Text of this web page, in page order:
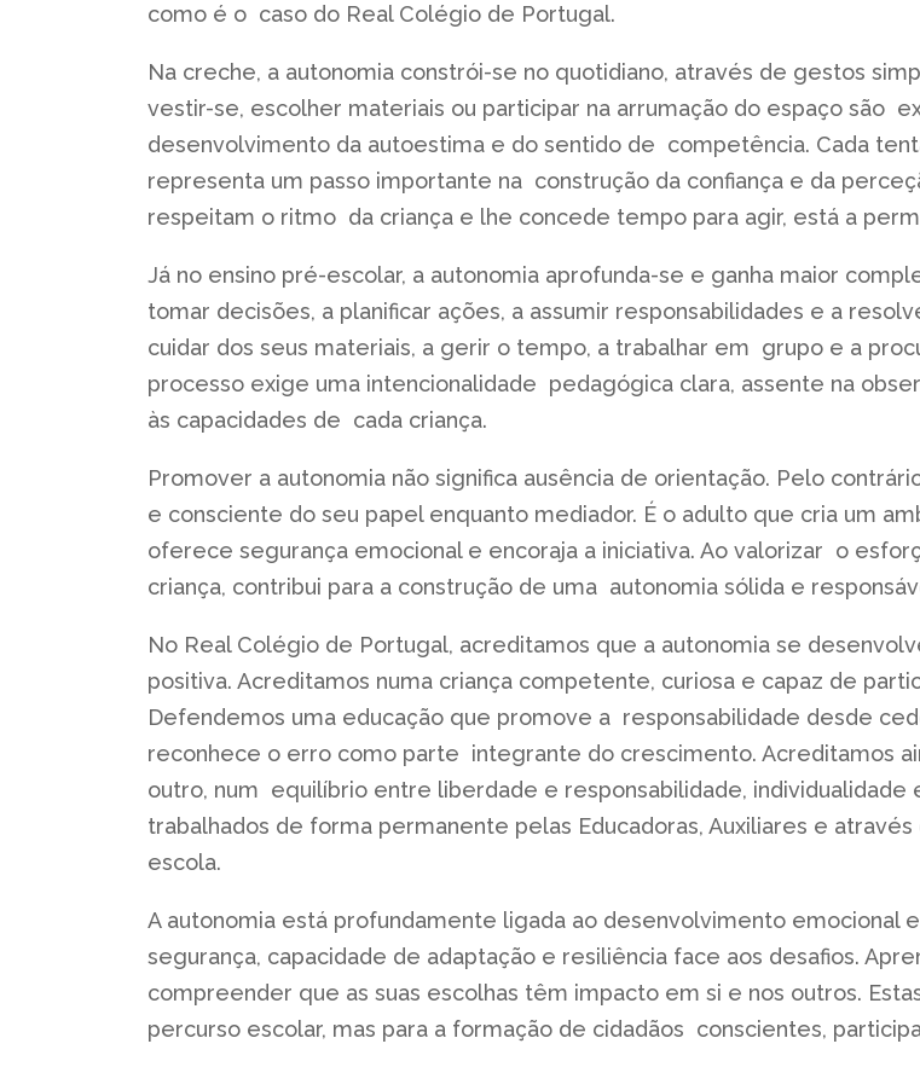
como é o caso do Real Colégio de Portugal.
Na creche, a autonomia constrói-se no quotidiano, através de gestos
vestir-se, escolher materiais ou participar na arrumação do espaço são
desenvolvimento da autoestima e do sentido de competência. Cada
representa um passo importante na construção da confiança e da
respeitam o ritmo da criança e lhe concede tempo para agir, está a
Já no ensino pré-escolar, a autonomia aprofunda-se e ganha maior
tomar decisões, a planificar ações, a assumir responsabilidades e a
cuidar dos seus materiais, a gerir o tempo, a trabalhar em grupo e a
processo exige uma intencionalidade pedagógica clara, assente na
às capacidades de cada criança.
Promover a autonomia não significa ausência de orientação. Pelo
e consciente do seu papel enquanto mediador. É o adulto que cria um
oferece segurança emocional e encoraja a iniciativa. Ao valorizar o
criança, contribui para a construção de uma autonomia sólida e
No Real Colégio de Portugal, acreditamos que a autonomia se
positiva. Acreditamos numa criança competente, curiosa e capaz de
Defendemos uma educação que promove a responsabilidade desde
reconhece o erro como parte integrante do crescimento. Acreditamos
outro, num equilíbrio entre liberdade e responsabilidade,
trabalhados de forma permanente pelas Educadoras, Auxiliares e
escola.
A autonomia está profundamente ligada ao desenvolvimento emocional
segurança, capacidade de adaptação e resiliência face aos desafios.
compreender que as suas escolhas têm impacto em si e nos outros.
percurso escolar, mas para a formação de cidadãos conscientes,